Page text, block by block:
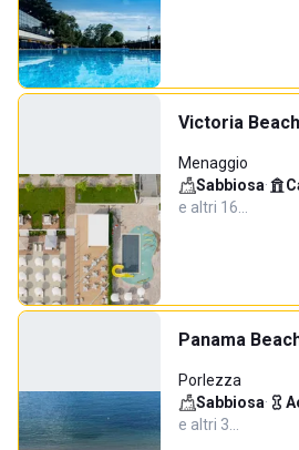
Victoria Beach
Menaggio
Sabbiosa·
e altri 16…
Panama
Porlezza
Sabbiosa·
e altri 3…